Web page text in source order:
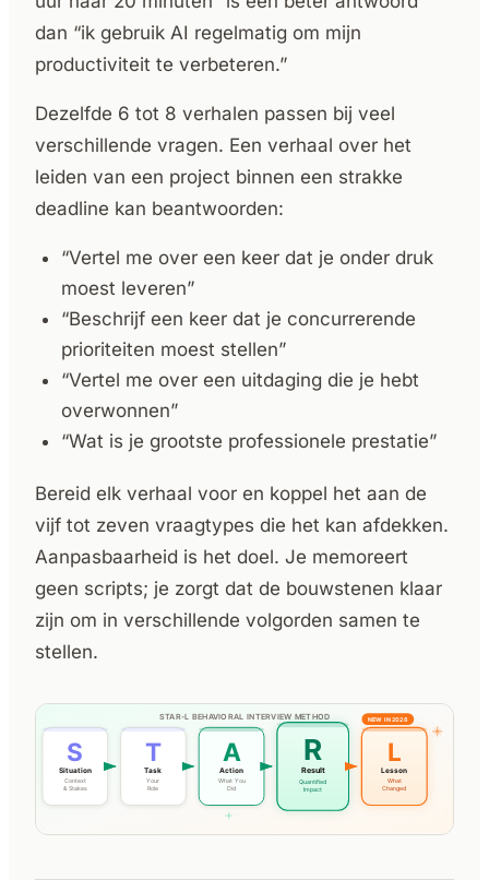
dan “ik gebruik AI regelmatig om mijn
productiviteit te verbeteren.”
Dezelfde 6 tot 8 verhalen passen bij veel
verschillende vragen. Een verhaal over het
leiden van een project binnen een strakke
deadline kan beantwoorden:
“Vertel me over een keer dat je onder druk
moest leveren”
“Beschrijf een keer dat je concurrerende
prioriteiten moest stellen”
“Vertel me over een uitdaging die je hebt
overwonnen”
“Wat is je grootste professionele prestatie”
Bereid elk verhaal voor en koppel het aan de
vijf tot zeven vraagtypes die het kan afdekken.
Aanpasbaarheid is het doel. Je memoreert
geen scripts; je zorgt dat de bouwstenen klaar
zijn om in verschillende volgorden samen te
stellen.